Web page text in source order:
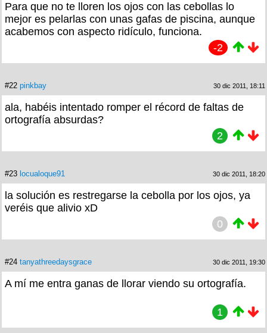
Para que no te lloren los ojos con las cebollas lo
mejor es pelarlas con unas gafas de piscina, aunque
acabemos con aspecto ridículo, funciona.
-2
#22 pinkbay 30 dic 2011, 18:11
ala, habéis intentado romper el récord de faltas de
ortografía absurdas?
2
#23 locualoque91 30 dic 2011, 18:20
la solución es restregarse la cebolla por los ojos, ya
veréis que alivio xD
0
#24 tanyathreedaysgrace 30 dic 2011, 19:30
A mí me entra ganas de llorar viendo su ortografía.
1